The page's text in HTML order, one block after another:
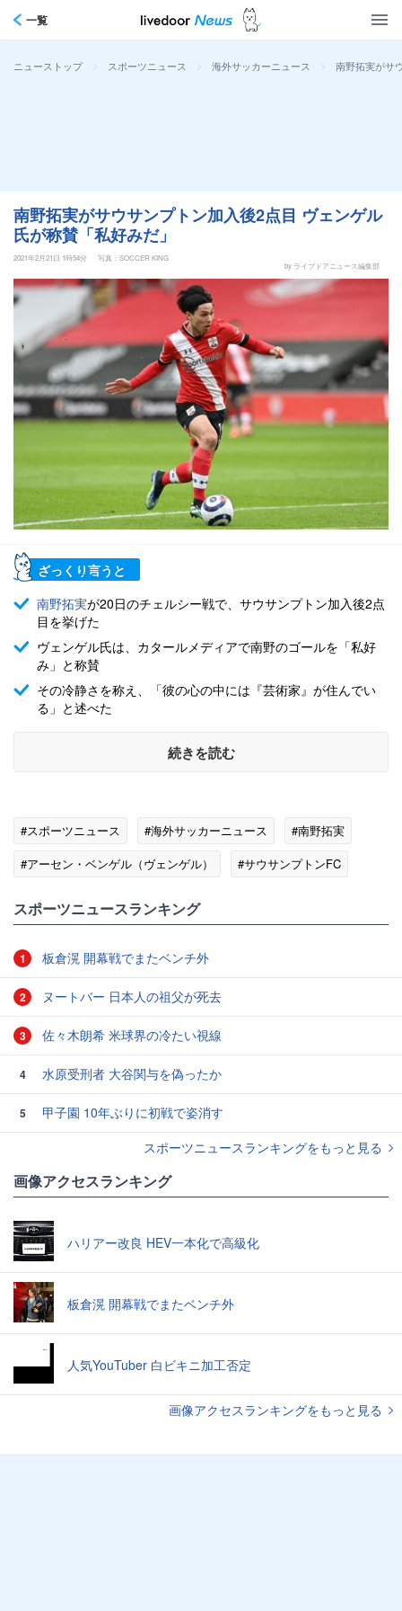
一覧
ニューストップ > スポーツニュース > 海外サッカーニュース > 南野拓実がサ
南野拓実がサウサンプトン加入後2点目 ヴェンゲル
氏が称賛「私好みだ」
2021年2月21日 1時54分
写真：SOCCER KING
by ライブドアニュース編集部
ざっくり言うと
南野拓実が20日のチェルシー戦で、サウサンプトン加入後2点
目を挙げた
ヴェンゲル氏は、カタールメディアで南野のゴールを「私好
み」と称賛
その冷静さを称え、「彼の心の中には『芸術家』が住んでい
る」と述べた
続きを読む
#スポーツニュース #海外サッカーニュース
#南野拓実
#アーセン・ベンゲル（ヴェンゲル）
#サウサンプトンFC
スポーツニュースランキング
1 板倉滉 開幕戦でまたベンチ外
2 ヌートバー 日本人の祖父が死去
3 佐々木朗希 米球界の冷たい視線
4 水原受刑者 大谷関与を偽ったか
5
甲子園 10年ぶりに初戦で姿消す
スポーツニュースランキングをもっと見る
画像アクセスランキング
ハリアー改良 HEV一本化で高級化
板倉滉 開幕戦でまたベンチ外
人気YouTuber 白ビキニ加工否定
画像アクセスランキングをもっと見る